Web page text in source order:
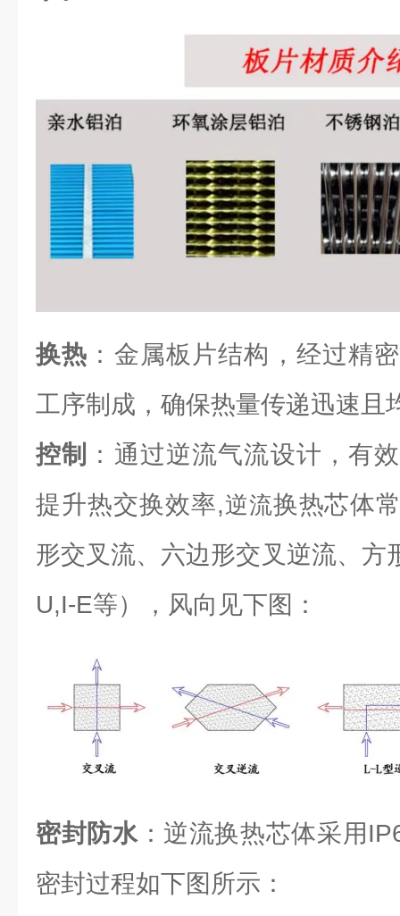
换热 ：金属板片结构，经过精
工序制成，确保热量传递迅速且
控制
：通过逆流气流设计，有
提升热交换效率,逆流换热芯体
形交叉流、六边形交叉逆流、方
U,I-E等），风向见下图：
密封防水：逆流换热芯体采用
密封过程如下图所示：